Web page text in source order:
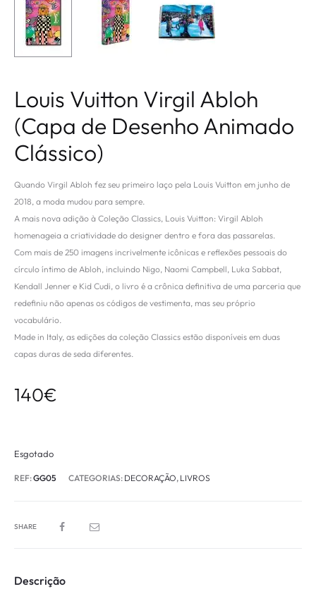
Louis Vuitton Virgil Abloh
(Capa de Desenho Animado
Clássico)
Quando Virgil Abloh fez seu primeiro laço pela Louis Vuitton em junho de
2018, a moda mudou para sempre.
A mais nova adição à Coleção Classics, Louis Vuitton: Virgil Abloh
homenageia a criatividade do designer dentro e fora das passarelas.
Com mais de 250 imagens incrivelmente icônicas e reflexões pessoais do
círculo íntimo de Abloh, incluindo Nigo, Naomi Campbell, Luka Sabbat,
Kendall Jenner e Kid Cudi, o livro é a crônica definitiva de uma parceria que
redefiniu não apenas os códigos de vestimenta, mas seu próprio
vocabulário.
Made in Italy, as edições da coleção Classics estão disponíveis em duas
capas duras de seda diferentes.
140€
Esgotado
REF:GG05 CATEGORIAS: DECORAÇÃO, LIVROS
SHARE
Descrição